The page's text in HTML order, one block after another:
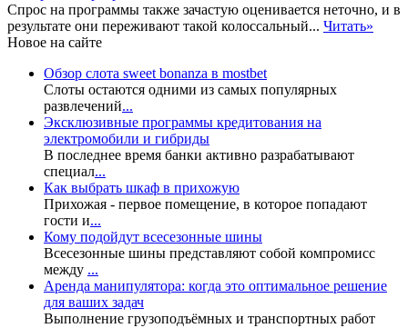
Спрос на программы также зачастую оценивается неточно, и в
результате они переживают такой колоссальный... Читать»
Новое на сайте
Обзор слота sweet bonanza в mostbet
Слоты остаются одними из самых популярных
развлечений...
Эксклюзивные программы кредитования на
электромобили и гибриды
В последнее время банки активно разрабатывают
специал...
Как выбрать шкаф в прихожую
Прихожая - первое помещение, в которое попадают
гости и...
Кому подойдут всесезонные шины
Всесезонные шины представляют собой компромисс
между ...
Аренда манипулятора: когда это оптимальное решение
для ваших задач
Выполнение грузоподъёмных и транспортных работ